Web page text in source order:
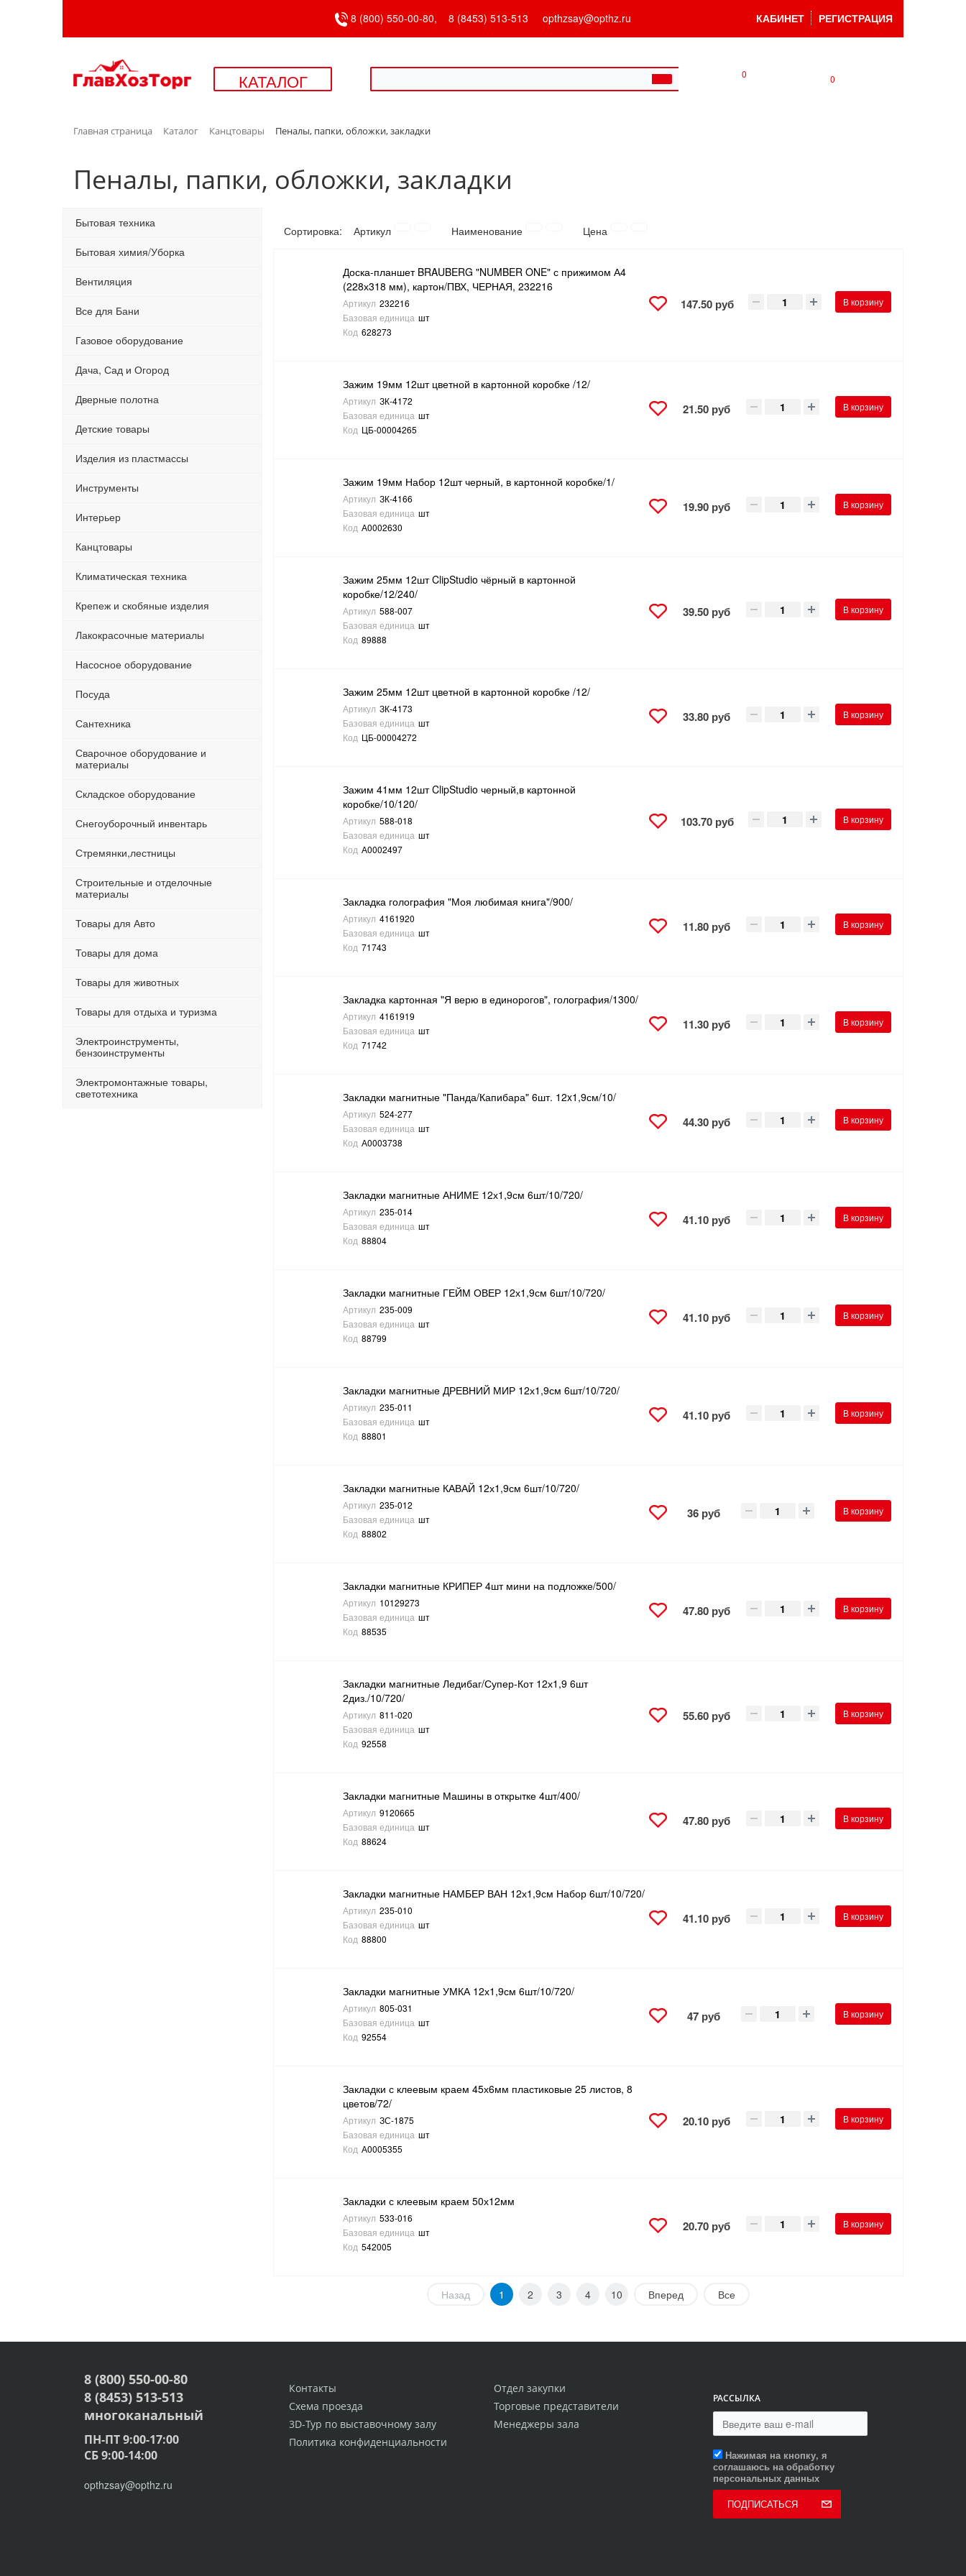
8 (800) 550-00-80, 8 (8453) 513-513 opthzsay@opthz.ru КАБИНЕТ РЕГИСТРАЦИЯ
КАТАЛОГ 0 0
Главная страница Каталог Канцтовары Пеналы, папки, обложки, закладки
Пеналы, папки, обложки, закладки
Бытовая техника
Бытовая химия/Уборка
Вентиляция
Все для Бани
Газовое оборудование
Дача, Сад и Огород
Дверные полотна
Детские товары
Изделия из пластмассы
Инструменты
Интерьер
Канцтовары
Климатическая техника
Крепеж и скобяные изделия
Лакокрасочные материалы
Насосное оборудование
Посуда
Сантехника
Сварочное оборудование и
материалы
Складское оборудование
Снегоуборочный инвентарь
Стремянки,лестницы
Строительные и отделочные
материалы
Товары для Авто
Товары для дома
Товары для животных
Товары для отдыха и туризма
Электроинструменты,
бензоинструменты
Электромонтажные товары,
светотехника
Сортировка: Артикул Наименование Цена
Доска-планшет BRAUBERG "NUMBER ONE" с прижимом А4
(228х318 мм), картон/ПВХ, ЧЕРНАЯ, 232216
Артикул 232216
Базовая единица шт
Код 628273
147.50 руб В корзину
Зажим 19мм 12шт цветной в картонной коробке /12/
Артикул ЗК-4172
Базовая единица шт
Код ЦБ-00004265
21.50 руб В корзину
Зажим 19мм Набор 12шт черный, в картонной коробке/1/
Артикул ЗК-4166
Базовая единица шт
Код А0002630
19.90 руб В корзину
Зажим 25мм 12шт ClipStudio чёрный в картонной
коробке/12/240/
Артикул 588-007
Базовая единица шт
Код 89888
39.50 руб В корзину
Зажим 25мм 12шт цветной в картонной коробке /12/
Артикул ЗК-4173
Базовая единица шт
Код ЦБ-00004272
33.80 руб В корзину
Зажим 41мм 12шт ClipStudio черный,в картонной
коробке/10/120/
Артикул 588-018
Базовая единица шт
Код А0002497
103.70 руб В корзину
Закладка голография "Моя любимая книга"/900/
Артикул 4161920
Базовая единица шт
Код 71743
11.80 руб В корзину
Закладка картонная "Я верю в единорогов", голография/1300/
Артикул 4161919
Базовая единица шт
Код 71742
11.30 руб В корзину
Закладки магнитные "Панда/Капибара" 6шт. 12x1,9см/10/
Артикул 524-277
Базовая единица шт
Код А0003738
44.30 руб В корзину
Закладки магнитные АНИМЕ 12х1,9см 6шт/10/720/
Артикул 235-014
Базовая единица шт
Код 88804
41.10 руб В корзину
Закладки магнитные ГЕЙМ ОВЕР 12х1,9см 6шт/10/720/
Артикул 235-009
Базовая единица шт
Код 88799
41.10 руб В корзину
Закладки магнитные ДРЕВНИЙ МИР 12х1,9см 6шт/10/720/
Артикул 235-011
Базовая единица шт
Код 88801
41.10 руб В корзину
Закладки магнитные КАВАЙ 12х1,9см 6шт/10/720/
Артикул 235-012
Базовая единица шт
Код 88802
36 руб В корзину
Закладки магнитные КРИПЕР 4шт мини на подложке/500/
Артикул 10129273
Базовая единица шт
Код 88535
47.80 руб В корзину
Закладки магнитные Ледибаг/Супер-Кот 12х1,9 6шт
2диз./10/720/
Артикул 811-020
Базовая единица шт
Код 92558
55.60 руб В корзину
Закладки магнитные Машины в открытке 4шт/400/
Артикул 9120665
Базовая единица шт
Код 88624
47.80 руб В корзину
Закладки магнитные НАМБЕР ВАН 12х1,9см Набор 6шт/10/720/
Артикул 235-010
Базовая единица шт
Код 88800
41.10 руб В корзину
Закладки магнитные УМКА 12х1,9см 6шт/10/720/
Артикул 805-031
Базовая единица шт
Код 92554
47 руб В корзину
Закладки с клеевым краем 45х6мм пластиковые 25 листов, 8
цветов/72/
Артикул ЗС-1875
Базовая единица шт
Код А0005355
20.10 руб В корзину
Закладки с клеевым краем 50х12мм
Артикул 533-016
Базовая единица шт
Код 542005
20.70 руб В корзину
Назад 1 2 3 4 10 Вперед Все
Отдел закупки
Торговые представители
Менеджеры зала
Контакты
Схема проезда
3D-Тур по выставочному залу
Политика конфиденциальности
РАССЫЛКА
Нажимая на кнопку, я
соглашаюсь на обработку
персональных данных
ПОДПИСАТЬСЯ
8 (800) 550-00-80
8 (8453) 513-513
многоканальный
ПН-ПТ 9:00-17:00
СБ 9:00-14:00
opthzsay@opthz.ru